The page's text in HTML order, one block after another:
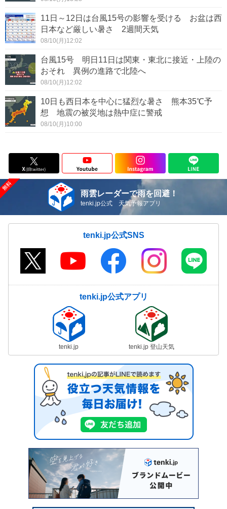
11日～12日は台風15号の影響を受ける お盆は西
日本など厳しい暑さ 2週間天気
08/10(月)12:02
台風15号 明日11日は関東・東北に接近・上陸の
おそれ 異例の進路で北陸へ
08/10(月)12:02
10日も西日本を中心に猛烈な暑さ 熊本35℃予
想 地震の被災地は熱中症に警戒
08/10(月)10:00
雨雲レーダーで雨を回避！
tenki.jp公式 天気予報アプリ
tenki.jp公式SNS
tenki.jp公式アプリ
tenki.jp tenki.jp 登山天気